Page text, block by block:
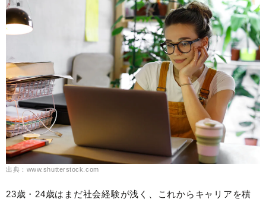
出典：www.shutterstock.com
23歳・24歳はまだ社会経験が浅く、これからキャリアを積